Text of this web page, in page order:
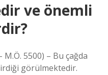
ve önemli
5500) – Bu çağda
görülmektedir.